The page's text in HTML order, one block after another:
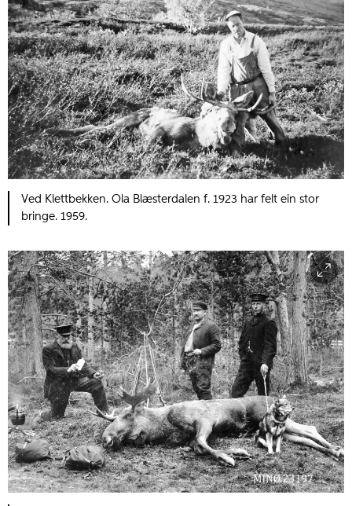
Ved Klettbekken. Ola Blæsterdalen f. 1923 har felt ein stor
bringe. 1959.